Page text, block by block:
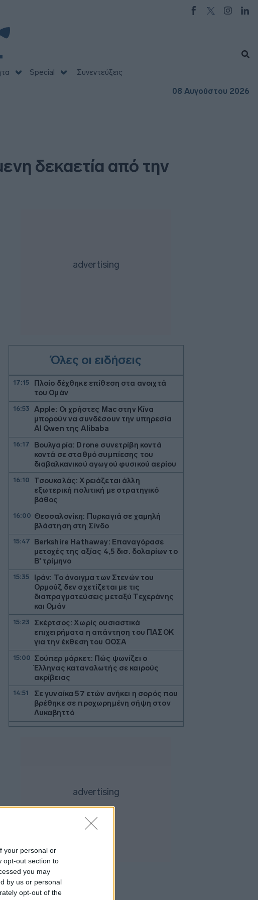
your personal or
opt-out section to
you may
by us or personal
opt-out of the
Special
Συνεντεύξεις
08 Αυγούστου 2026
δεκαετία από την
Όλες οι ειδήσεις
17:15
Πλοίο δέχθηκε επίθεση στα ανοιχτά
του Ομάν
16:53
Apple: Οι χρήστες Mac στην Κίνα
μπορούν να συνδέσουν την υπηρεσία
AI Qwen της Alibaba
16:17
Βουλγαρία: Drone συνετρίβη κοντά
κοντά σε σταθμό συμπίεσης του
διαβαλκανικού αγωγού φυσικού αερίου
16:10
Τσουκαλάς: Xρειάζεται άλλη
εξωτερική πολιτική με στρατηγικό
βάθος
16:00 Θεσσαλονίκη: Πυρκαγιά σε χαμηλή
βλάστηση στη Σίνδο
15:47
Berkshire Hathaway: Επαναγόρασε
μετοχές της αξίας 4,5 δισ. δολαρίων το
Β' τρίμηνο
15:35
Ιράν: Το άνοιγμα των Στενών του
Ορμούζ δεν σχετίζεται με τις
διαπραγματεύσεις μεταξύ Τεχεράνης
και Ομάν
15:23
Σκέρτσος: Χωρίς ουσιαστικά
επιχειρήματα η απάντηση του ΠΑΣΟΚ
για την έκθεση του ΟΟΣΑ
15:00 Σούπερ μάρκετ: Πώς ψωνίζει ο
Έλληνας καταναλωτής σε καιρούς
ακρίβειας
14:51
Σε γυναίκα 57 ετών ανήκει η σορός που
βρέθηκε σε προχωρημένη σήψη στον
Λυκαβηττό
14:49 Τσίπρας: Στις 2 Σεπτεμβρίου η
ομοσπονδιακής κυβέρνησης - Αγνόησε
ΓΓΠΠ: Red Code την Κυριακή σε
αρκετές περιοχές της χώρας
βοήθεια 1 δισ. δολαρίων στη νέα
κυβέρνηση της Κολομβίας
14:17
Τουρκία: Περιορίζει την εμπορική
ναυσιπλοΐα προς τη Μαύρη Θάλασσα